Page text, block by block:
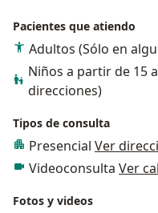
Pacientes que atiendo
Adultos (Sólo en
Niños a partir de 15
direcciones)
Tipos de consulta
Presencial Ver
Videoconsulta Ver
Fotos y videos